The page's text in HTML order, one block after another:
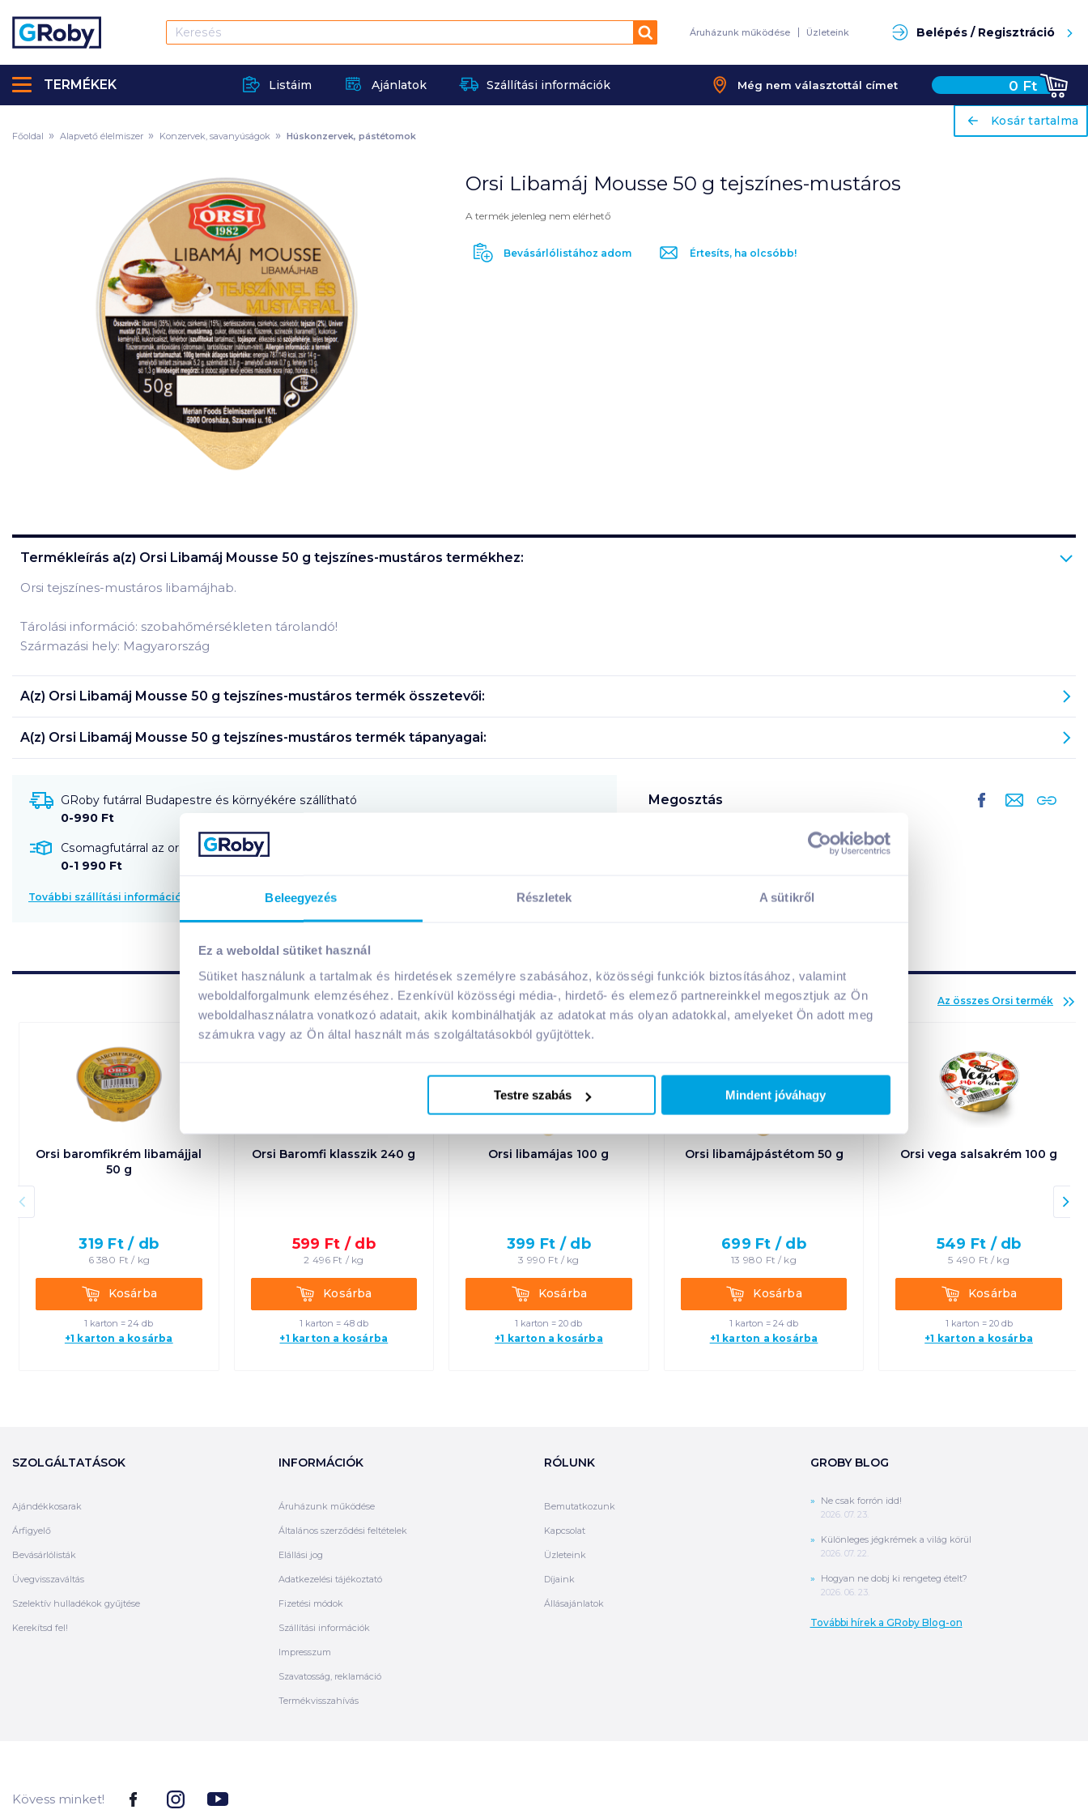
Beleegyezés Részletek A sütikről
Ez a weboldal sütiket használ
Sütiket használunk a tartalmak és hirdetések személyre szabásához, közösségi funkciók biztosításához, valamint
weboldalforgalmunk elemzéséhez. Ezenkívül közösségi média-, hirdető- és elemező partnereinkkel megosztjuk az Ön
weboldalhasználatra vonatkozó adatait, akik kombinálhatják az adatokat más olyan adatokkal, amelyeket Ön adott meg
számukra vagy az Ön által használt más szolgáltatásokból gyűjtöttek.
Testre szabás Mindent jóváhagy
Keresés Áruházunk működése Üzleteink Belépés / Regisztráció
Listáim Ajánlatok Szállítási információk Még nem választottál címet 0 Ft
TERMÉKEK
ariaLabel
Kosár tartalma
Adj hozzá termékeket!
Főoldal Alapvető élelmiszer Konzervek, savanyúságok Húskonzervek, pástétomok
Orsi Libamáj Mousse 50 g tejszínes-mustáros
A termék jelenleg nem elérhető
Bevásárlólistához adom Értesíts, ha olcsóbb!
Termékleírás a(z) Orsi Libamáj Mousse 50 g tejszínes-mustáros termékhez:
Orsi tejszínes-mustáros libamájhab.
Tárolási információ: szobahőmérsékleten tárolandó!
Származási hely: Magyarország
A(z) Orsi Libamáj Mousse 50 g tejszínes-mustáros termék összetevői:
A(z) Orsi Libamáj Mousse 50 g tejszínes-mustáros termék tápanyagai:
GRoby futárral Budapestre és környékére szállítható
0-990 Ft
Csomagfutárral az ország egész területére szállítható!
0-1 990 Ft
További szállítási információk
Megosztás
Az összes Orsi termék
Orsi baromfikrém libamájjal
50 g
319 Ft / db
6 380 Ft / kg
KosárbaKosárba
1 karton = 24 db
+1 karton a kosárba
gluténmentes
Orsi Baromfi klasszik 240 g
599 Ft / db
2 496 Ft / kg
KosárbaKosárba
1 karton = 48 db
+1 karton a kosárba
Orsi libamájas 100 g
399 Ft / db
3 990 Ft / kg
KosárbaKosárba
1 karton = 20 db
+1 karton a kosárba
Orsi libamájpástétom 50 g
699 Ft / db
13 980 Ft / kg
KosárbaKosárba
1 karton = 24 db
+1 karton a kosárba
Orsi vega salsakrém 100 g
549 Ft / db
5 490 Ft / kg
KosárbaKosárba
1 karton = 20 db
+1 karton a kosárba
SZOLGÁLTATÁSOK
Ajándékkosarak
Árfigyelő
Bevásárlólisták
Üvegvisszaváltás
Szelektív hulladékok gyűjtése
Kerekítsd fel!
INFORMÁCIÓK
Áruházunk működése
Általános szerződési feltételek
Elállási jog
Adatkezelési tájékoztató
Fizetési módok
Szállítási információk
Impresszum
Szavatosság, reklamáció
Termékvisszahívás
RÓLUNK
Bemutatkozunk
Kapcsolat
Üzleteink
Díjaink
Állásajánlatok
GROBY BLOG
Ne csak forrón idd!
2026. 07. 23.
Különleges jégkrémek a világ körül
2026. 07. 22.
Hogyan ne dobj ki rengeteg ételt?
2026. 06. 23.
További hírek a GRoby Blog-on
Kövess minket!